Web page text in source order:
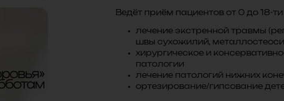
Ведёт приём пациентов от 0 до 18-ти
лечение экстренной травмы
швы сухожилий,
хирургическое и
патологии
лечение патологий нижних
ортезирование/гипсование